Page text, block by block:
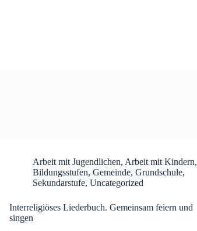
Arbeit mit Jugendlichen, Arbeit mit Kindern,
Bildungsstufen,Gemeinde,Grundschule,
Sekundarstufe,Uncategorized
Interreligiöses Liederbuch. Gemeinsam feiern und
singen